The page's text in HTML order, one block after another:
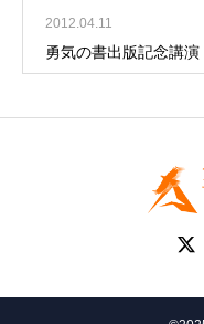
2012.04.11
勇気の書出版記念講